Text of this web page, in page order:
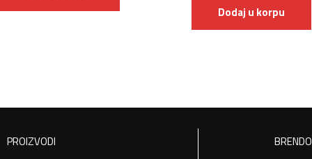
Dodaj u korpu
PROIZVODI